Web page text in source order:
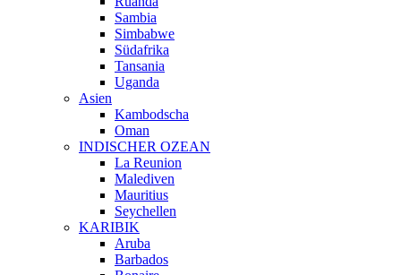
Sambia
Simbabwe
Südafrika
Tansania
Uganda
Asien
Kambodscha
Oman
INDISCHER OZEAN
La Reunion
Malediven
Mauritius
Seychellen
KARIBIK
Aruba
Barbados